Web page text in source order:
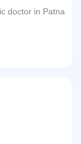
doctor in Patna